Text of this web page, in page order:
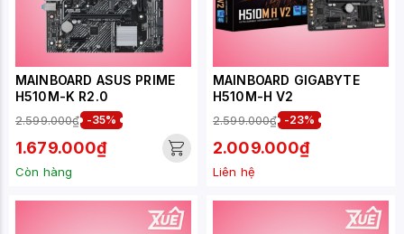
MAINBOARD ASUS PRIME
H510M-K R2.0
2.599.000₫ -35%
1.679.000₫
Còn hàng
MAINBOARD GIGABYTE
H510M-H V2
2.599.000₫ -23%
2.009.000₫
Liên hệ